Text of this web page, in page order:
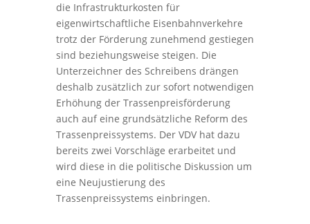
die Infrastrukturkosten für
eigenwirtschaftliche Eisenbahnverkehre
trotz der Förderung zunehmend gestiegen
sind beziehungsweise steigen. Die
Unterzeichner des Schreibens drängen
deshalb zusätzlich zur sofort notwendigen
Erhöhung der Trassenpreisförderung
auch auf eine grundsätzliche Reform des
Trassenpreissystems. Der VDV hat dazu
bereits zwei Vorschläge erarbeitet und
wird diese in die politische Diskussion um
eine Neujustierung des
Trassenpreissystems einbringen.